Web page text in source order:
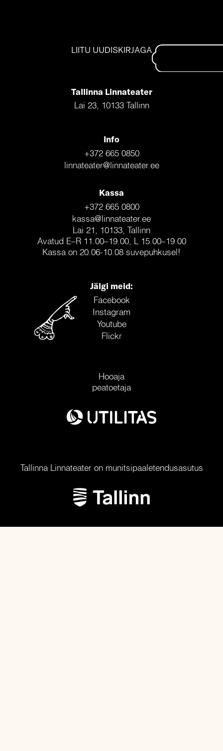
Tallinna Linnateater
Lai 23, 10133 Tallinn
Info
+372 665 0850
linnateater@linnateater.ee
Kassa
+372 665 0800
kassa@linnateater.ee
Lai 21, 10133, Tallinn
Avatud E–R 11.00–19.00, L 15.00–19.00
Kassa on 20.06-10.08 suvepuhkusel!
Jälgi meid:
Facebook
Instagram
Youtube
Flickr
LIITU UUDISKIRJAGA
Hooaja
peatoetaja
Tallinna Linnateater on munitsipaaletendusasutus